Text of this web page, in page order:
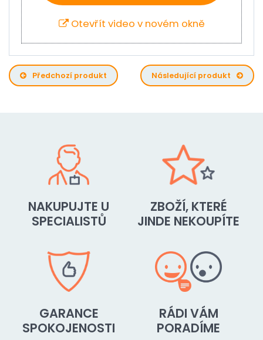
Otevřít video v novém okně
Předchozí produkt Následující produkt
NAKUPUJTE U
SPECIALISTŮ
ZBOŽÍ, KTERÉ
JINDE NEKOUPÍTE
GARANCE
SPOKOJENOSTI
RÁDI VÁM
PORADÍME